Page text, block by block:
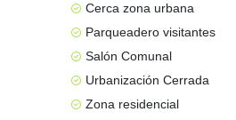
Cerca zona urbana
Parqueadero visitantes
Salón Comunal
Urbanización Cerrada
Zona residencial